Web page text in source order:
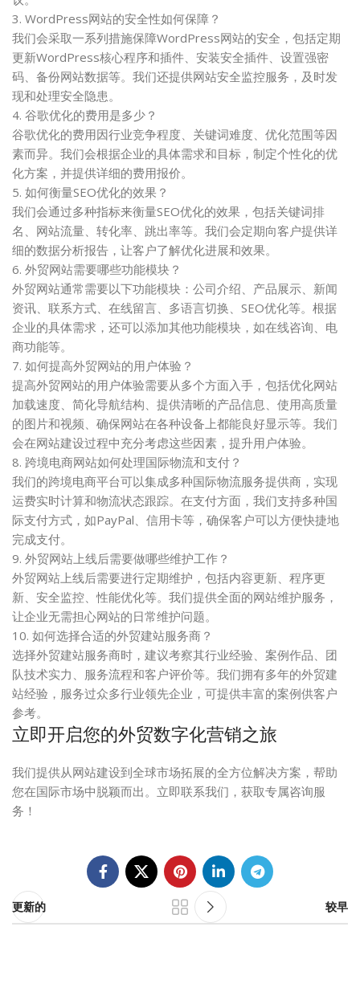
3. WordPress网站的安全性如何保障？
我们会采取一系列措施保障WordPress网站的安全，包括定期
更新WordPress核心程序和插件、安装安全插件、设置强密
码、备份网站数据等。我们还提供网站安全监控服务，及时发
现和处理安全隐患。
4. 谷歌优化的费用是多少？
谷歌优化的费用因行业竞争程度、关键词难度、优化范围等因
素而异。我们会根据企业的具体需求和目标，制定个性化的优
化方案，并提供详细的费用报价。
5. 如何衡量SEO优化的效果？
我们会通过多种指标来衡量SEO优化的效果，包括关键词排
名、网站流量、转化率、跳出率等。我们会定期向客户提供详
细的数据分析报告，让客户了解优化进展和效果。
6. 外贸网站需要哪些功能模块？
外贸网站通常需要以下功能模块：公司介绍、产品展示、新闻
资讯、联系方式、在线留言、多语言切换、SEO优化等。根据
企业的具体需求，还可以添加其他功能模块，如在线咨询、电
商功能等。
7. 如何提高外贸网站的用户体验？
提高外贸网站的用户体验需要从多个方面入手，包括优化网站
加载速度、简化导航结构、提供清晰的产品信息、使用高质量
的图片和视频、确保网站在各种设备上都能良好显示等。我们
会在网站建设过程中充分考虑这些因素，提升用户体验。
8. 跨境电商网站如何处理国际物流和支付？
我们的跨境电商平台可以集成多种国际物流服务提供商，实现
运费实时计算和物流状态跟踪。在支付方面，我们支持多种国
际支付方式，如PayPal、信用卡等，确保客户可以方便快捷地
完成支付。
9. 外贸网站上线后需要做哪些维护工作？
外贸网站上线后需要进行定期维护，包括内容更新、程序更
新、安全监控、性能优化等。我们提供全面的网站维护服务，
让企业无需担心网站的日常维护问题。
10. 如何选择合适的外贸建站服务商？
选择外贸建站服务商时，建议考察其行业经验、案例作品、团
队技术实力、服务流程和客户评价等。我们拥有多年的外贸建
站经验，服务过众多行业领先企业，可提供丰富的案例供客户
参考。
立即开启您的外贸数字化营销之旅
我们提供从网站建设到全球市场拓展的全方位解决方案，帮助
您在国际市场中脱颖而出。立即联系我们，获取专属咨询服
务！
更新的 较早